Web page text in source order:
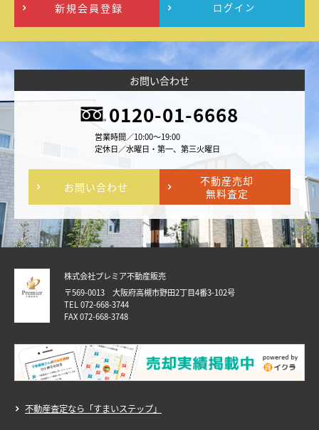
新規会員登録 ログイン
お問い合わせ
0120-01-6668
営業時間／10:00～19:00
定休日／水曜日・第一、第三火曜日
お問い合わせ
不動産売却
無料査定
株式会社プレミア不動産販売
〒569-0013 大阪府高槻市野田2丁目4番3-102号
TEL 072-668-3744
FAX 072-668-3748
不動産査定なら「すまいステップ」